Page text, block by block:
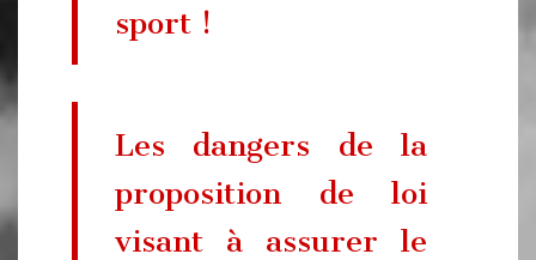
sport !
Les dangers de la
proposition de loi
visant à assurer le